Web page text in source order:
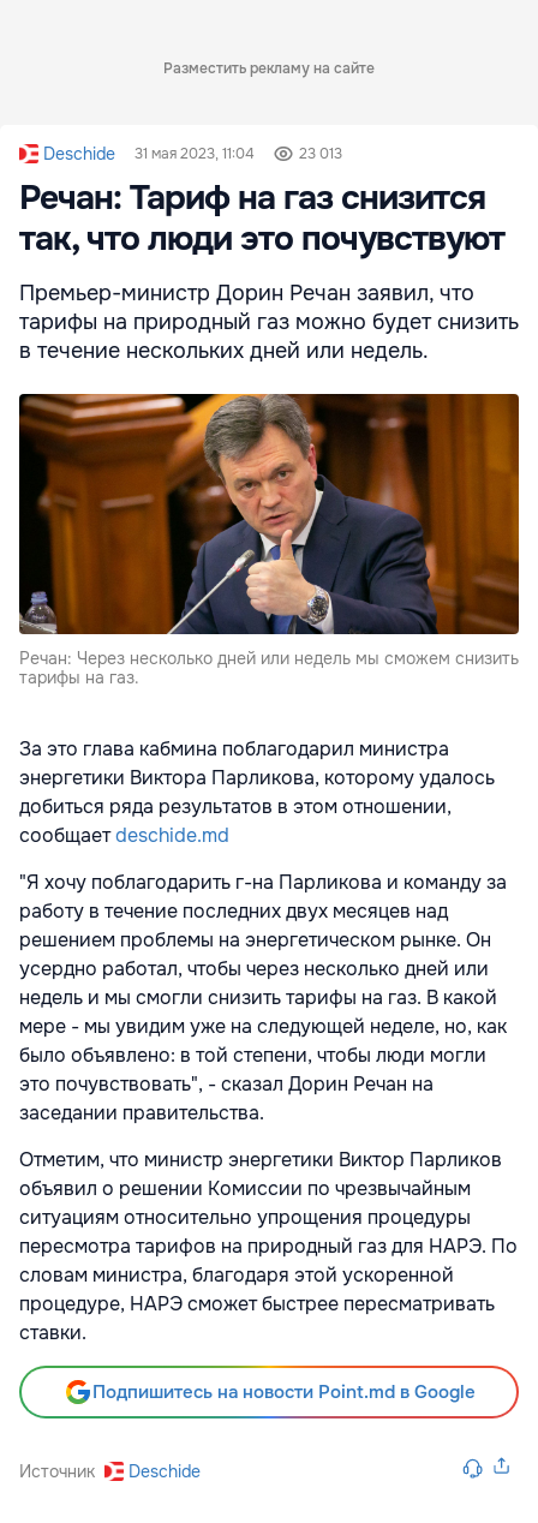
Разместить рекламу на сайте
Deschide 31 мая 2023, 11:04 23 013
Речан: Тариф на газ снизится
так, что люди это почувствуют
Премьер-министр Дорин Речан заявил, что
тарифы на природный газ можно будет снизить
в течение нескольких дней или недель.
Речан: Через несколько дней или недель мы сможем снизить
тарифы на газ.
За это глава кабмина поблагодарил министра
энергетики Виктора Парликова, которому удалось
добиться ряда результатов в этом отношении,
сообщаетdeschide.md
"Я хочу поблагодарить г-на Парликова и команду за
работу в течение последних двух месяцев над
решением проблемы на энергетическом рынке. Он
усердно работал, чтобы через несколько дней или
недель и мы смогли снизить тарифы на газ. В какой
мере - мы увидим уже на следующей неделе, но, как
было объявлено: в той степени, чтобы люди могли
это почувствовать", - сказал Дорин Речан на
заседании правительства.
Отметим, что министр энергетики Виктор Парликов
объявил о решении Комиссии по чрезвычайным
ситуациям относительно упрощения процедуры
пересмотра тарифов на природный газ для НАРЭ. По
словам министра, благодаря этой ускоренной
процедуре, НАРЭ сможет быстрее пересматривать
ставки.
Подпишитесь на новости Point.md в Google
Источник Deschide